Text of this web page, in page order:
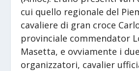
cui quello regionale del
cavaliere di gran croce
provinciale commendator
Masetta, e ovviamente i
organizzatori, cavalier